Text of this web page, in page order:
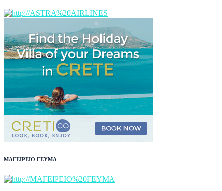
ΜΑΓΕΙΡΕΙΟ ΓΕΥΜΑ